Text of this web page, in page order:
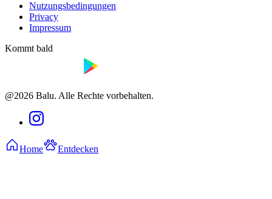
Nutzungsbedingungen
Privacy
Impressum
Kommt bald
@2026 Balu. Alle Rechte vorbehalten.
Home Entdecken